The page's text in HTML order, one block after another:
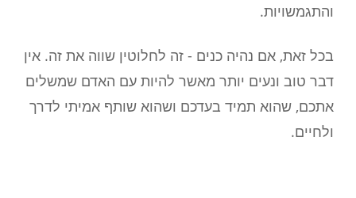
והתגמשויות.
בכל זאת, אם נהיה כנים - זה לחלוטין שווה את זה. אין
דבר טוב ונעים יותר מאשר להיות עם האדם שמשלים
אתכם, שהוא תמיד בעדכם ושהוא שותף אמיתי לדרך
ולחיים.